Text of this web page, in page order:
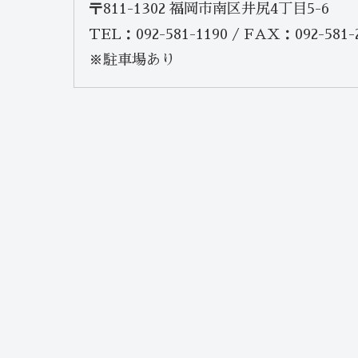
〒811-1302 福岡市南区井尻4丁目5-6
TEL：092-581-1190 / FAX：092-581-
※駐車場あり